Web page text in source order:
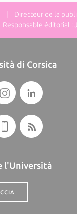
| Directeur de la
éditorial :
di Corsica
l'Università